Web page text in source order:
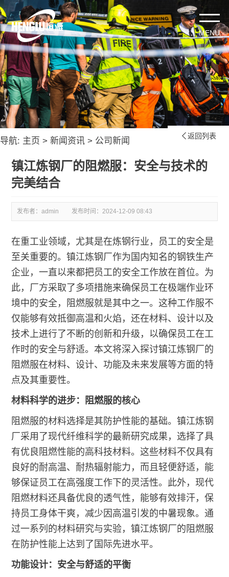
导航: 主页 > 新闻资讯 > 公司新闻  返回列表
镇江炼钢厂的阻燃服：安全与技术的
完美结合
发布者：admin 发布时间：2024-12-09 08:43
在重工业领域，尤其是在炼钢行业，员工的安全是
至关重要的。镇江炼钢厂作为国内知名的钢铁生产
企业，一直以来都把员工的安全工作放在首位。为
此，厂方采取了多项措施来确保员工在极端作业环
境中的安全，阻燃服就是其中之一。这种工作服不
仅能够有效抵御高温和火焰，还在材料、设计以及
技术上进行了不断的创新和升级，以确保员工在工
作时的安全与舒适。本文将深入探讨镇江炼钢厂的
阻燃服在材料、设计、功能及未来发展等方面的特
点及其重要性。
材料科学的进步：阻燃服的核心
阻燃服的材料选择是其防护性能的基础。镇江炼钢
厂采用了现代纤维科学的最新研究成果，选择了具
有优良阻燃性能的高科技材料。这些材料不仅具有
良好的耐高温、耐热辐射能力，而且轻便舒适，能
够保证员工在高强度工作下的灵活性。此外，现代
阻燃材料还具备优良的透气性，能够有效排汗，保
持员工身体干爽，减少因高温引发的中暑现象。通
过一系列的材料研究与实验，镇江炼钢厂的阻燃服
在防护性能上达到了国际先进水平。
功能设计：安全与舒适的平衡